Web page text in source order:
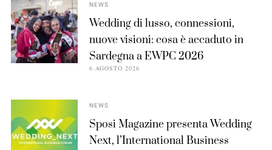
NEWS
Wedding di lusso, connessioni,
nuove visioni: cosa è accaduto in
Sardegna a EWPC 2026
6 AGOSTO 2026
NEWS
Sposi Magazine presenta Wedding
Next, l’International Business